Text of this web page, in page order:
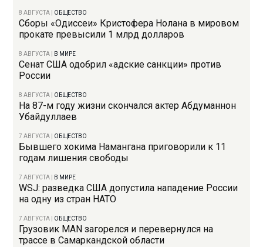
8 АВГУСТА ОБЩЕСТВО
Сборы «Одиссеи» Кристофера Нолана в мировом
прокате превысили 1 млрд долларов
8 АВГУСТА В МИРЕ
Сенат США одобрил «адские санкции» против
России
8 АВГУСТА ОБЩЕСТВО
На 87-м году жизни скончался актер Абдуманнон
Убайдуллаев
7 АВГУСТА ОБЩЕСТВО
Бывшего хокима Намангана приговорили к 11
годам лишения свободы
7 АВГУСТА В МИРЕ
WSJ: разведка США допустила нападение России
на одну из стран НАТО
7 АВГУСТА ОБЩЕСТВО
Грузовик MAN загорелся и перевернулся на
трассе в Самаркандской области